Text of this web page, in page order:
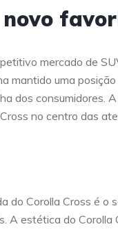
novo
mercado de
mantido uma
dos consumidores.
no centro das
Corolla Cross é o
estética do Corolla